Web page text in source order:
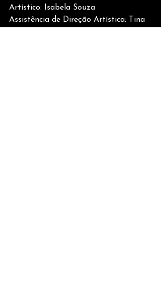
Artístico: Isabela Souza
Assistência de Direção Artística: Tina